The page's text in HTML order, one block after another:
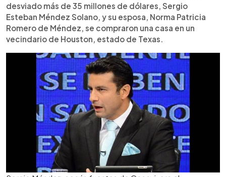
desviado más de 35 millones de dólares, Sergio
Esteban Méndez Solano, y su esposa, Norma Patricia
Romero de Méndez, se compraron una casa en un
vecindario de Houston, estado de Texas.